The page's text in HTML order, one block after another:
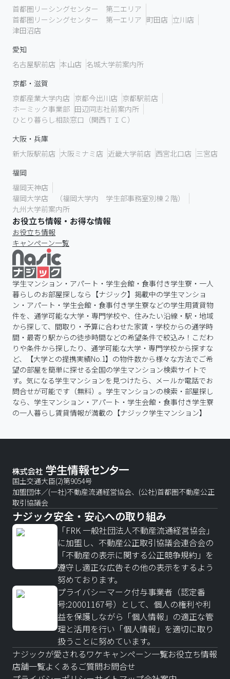
首都圏リーシングセンター 第二エリア
首都圏リーシングセンター 第一エリア 町田店 立川店
津田沼店
愛知
名古屋駅前店 本山店 名城大学前案内所
京都・滋賀
京都産業大学内店 京都今出川店 京都駅前店
ホーミック事業部 田辺同志社前案内所
ひとり暮らし相談窓口（関西ＴＩＣ）
大阪・兵庫
新大阪駅前店 大阪ミナミ店 近畿大学前店 西宮北口店 三宮店
福岡
福岡天神店
福岡大学店 （福岡大学内 学生部事務室別棟２階）
九州大学前案内所
お役立ち情報・お得な情報
お役立ち情報
キャンペーン一覧
学生マンション・アパート・学生会館・食事付き学生寮・一人
暮らしのお部屋探しなら【ナジック】掲載中の学生マンショ
ン・アパート・学生会館・食事付き学生寮などの学生用賃貸物
件を、通学可能な大学・専門学校や、住みたい沿線・駅・地域
から探して、間取り・予算に合わせた家賃・学校からの通学時
間・最寄り駅からの徒歩時間などの希望条件で絞込み！こだわ
りや条件から探したり、通学可能な大学・専門学校から探すな
ど、【大学との提携実績No.1】の物件数から様々な方法でご希
望の部屋を簡単に探せる全国の学生マンション検索サイトで
す。気になる学生マンションを見つけたら、メールか電話でお
問合せが可能です（無料）。学生マンションの検索・部屋探し
なら、学生マンション・アパート・学生会館・食事付き学生寮
の一人暮らし賃貸情報が満載の【ナジック学生マンション】
国土交通大臣(2)第9054号
加盟団体／(一社)不動産流通経営協会、(公社)首都圏不動産公正
取引協議会
ナジック安全・安心への取り組み
「FRK 一般社団法人不動産流通経営協会」
に加盟し、不動産公正取引協議会連合会の
「不動産の表示に関する公正競争規約」を
遵守し適正な広告その他の表示をするよう
努めております。
プライバシーマーク付与事業者（認定番
号:20001167号）として、個人の権利や利
益を保護しながら「個人情報」の適正な管
理と活用を行い「個人情報」を適切に取り
扱うことに努めています。
ナジックが愛されるワケキャンペーン一覧お役立ち情報
店舗一覧よくあるご質問お問合せ